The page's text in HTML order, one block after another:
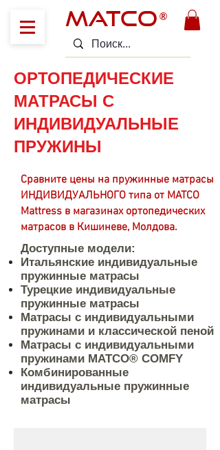
MATCO ®
ОРТОПЕДИЧЕСКИЕ
МАТРАСЫ С
ИНДИВИДУАЛЬНЫЕ
ПРУЖИНЫ
Сравните цены на пружинные матрасы
ИНДИВИДУАЛЬНОГО типа от MATCO
Mattress в магазинах ортопедических
матрасов в Кишиневе, Молдова.
Доступные модели:
Итальянские индивидуальные
пружинные матрасы
Турецкие индивидуальные
пружинные матрасы
Матрасы с индивидуальными
пружинами и классической пеной
Матрасы с индивидуальными
пружинами MATCO® COMFY
Комбинированные
индивидуальные пружинные
матрасы